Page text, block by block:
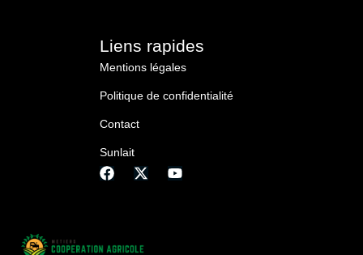
Liens rapides
Mentions légales
Politique de confidentialité
Contact
Sunlait